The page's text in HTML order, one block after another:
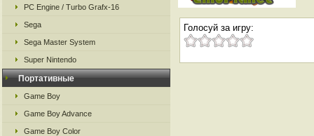
PC Engine / Turbo Grafx-16
Sega
Sega Master System
Super Nintendo
Портативные
Game Boy
Game Boy Advance
Game Boy Color
Голосуй за игру: